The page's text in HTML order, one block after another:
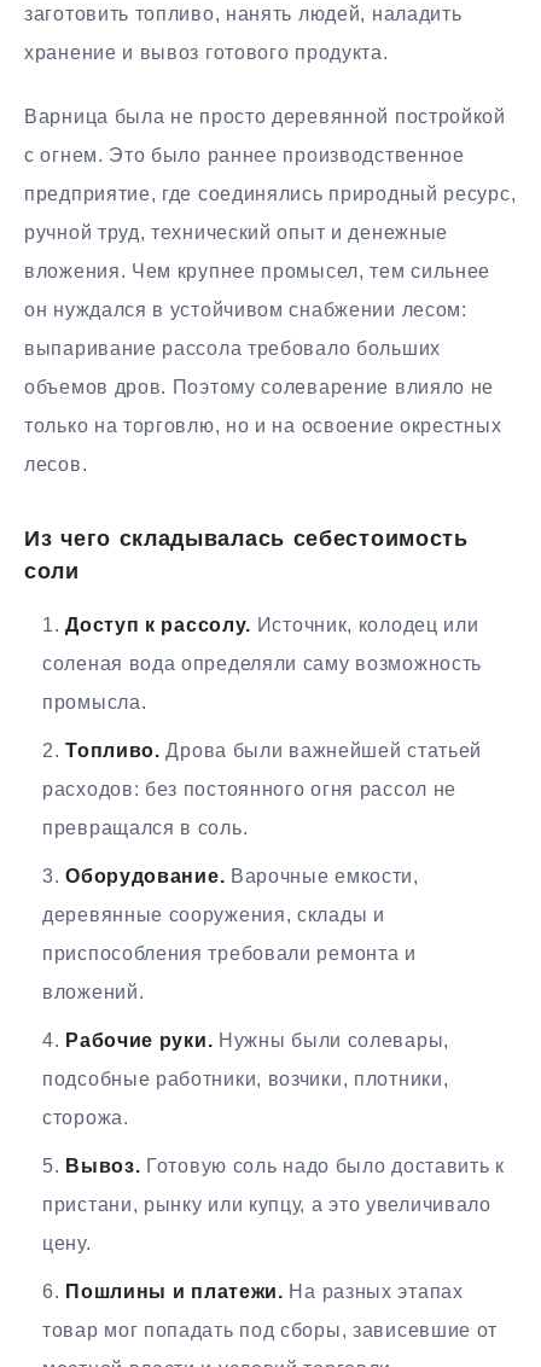
заготовить топливо, нанять людей, наладить
хранение и вывоз готового продукта.
Варница была не просто деревянной постройкой
с огнем. Это было раннее производственное
предприятие, где соединялись природный ресурс,
ручной труд, технический опыт и денежные
вложения. Чем крупнее промысел, тем сильнее
он нуждался в устойчивом снабжении лесом:
выпаривание рассола требовало больших
объемов дров. Поэтому солеварение влияло не
только на торговлю, но и на освоение окрестных
лесов.
Из чего складывалась себестоимость
соли
Доступ к рассолу. Источник, колодец или
соленая вода определяли саму возможность
промысла.
Топливо. Дрова были важнейшей статьей
расходов: без постоянного огня рассол не
превращался в соль.
Оборудование. Варочные емкости,
деревянные сооружения, склады и
приспособления требовали ремонта и
вложений.
Рабочие руки. Нужны были солевары,
подсобные работники, возчики, плотники,
сторожа.
Вывоз. Готовую соль надо было доставить к
пристани, рынку или купцу, а это увеличивало
цену.
Пошлины и платежи. На разных этапах
товар мог попадать под сборы, зависевшие от